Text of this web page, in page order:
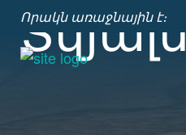
Որակն առաջնային է։